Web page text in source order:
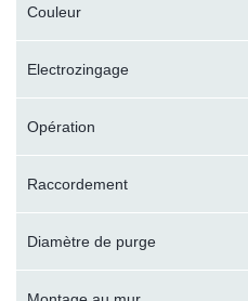
Couleur
Electrozingage
Opération
Raccordement
Diamètre de purge